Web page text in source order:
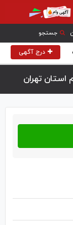
جستجو
درج آگهی
استان تهران